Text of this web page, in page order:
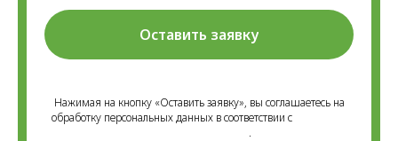
Оставить заявку
Нажимая на кнопку «Оставить заявку», вы соглашаетесь на
обработку персональных данных в соответствии с
.